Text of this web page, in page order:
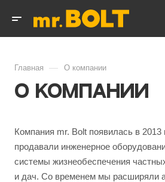
Главная — О компании
О компании
Компания mr. Bolt появилась в 2013
продавали инженерное
системы жизнеобеспечения
и дач. Со временем мы расширяли